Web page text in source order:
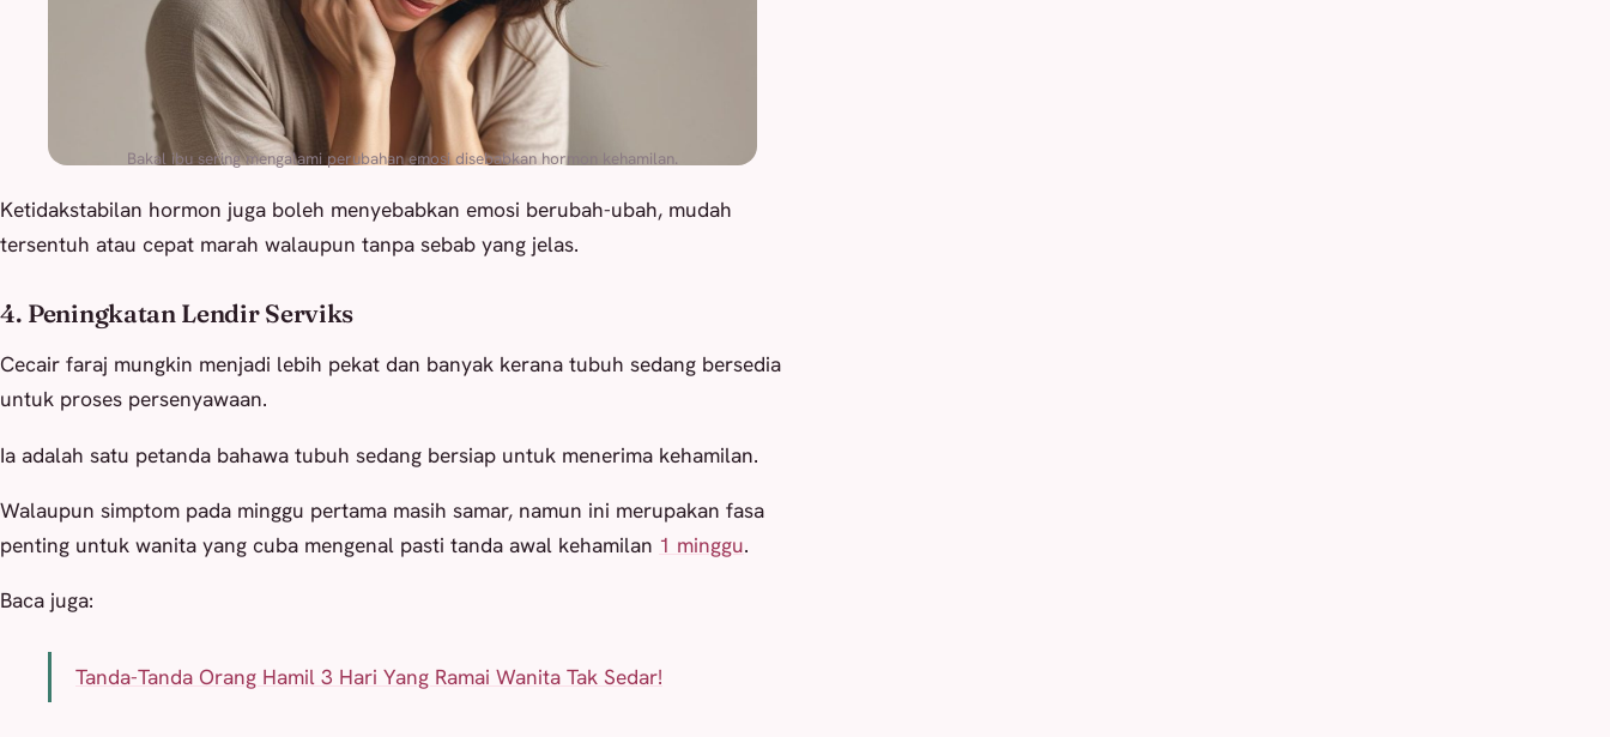
Bakal ibu sering mengalami perubahan emosi disebabkan hormon kehamilan.
Ketidakstabilan hormon juga boleh menyebabkan emosi berubah-ubah, mudah
tersentuh atau cepat marah walaupun tanpa sebab yang jelas.
4. Peningkatan Lendir Serviks
Cecair faraj mungkin menjadi lebih pekat dan banyak kerana tubuh sedang bersedia
untuk proses persenyawaan.
Ia adalah satu petanda bahawa tubuh sedang bersiap untuk menerima kehamilan.
Walaupun simptom pada minggu pertama masih samar, namun ini merupakan fasa
penting untuk wanita yang cuba mengenal pasti tanda awal kehamilan 1 minggu.
Baca juga:
Tanda-Tanda Orang Hamil 3 Hari Yang Ramai Wanita Tak Sedar!